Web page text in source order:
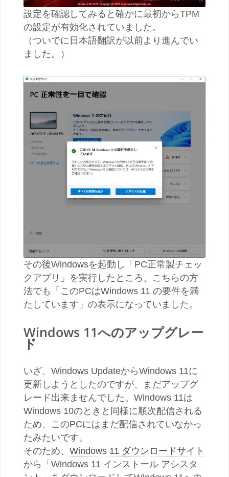
設定を確認してみると確かに最初からTPM
の設定が有効化されていました。
（ついでに日本語翻訳が以前より進んでい
ました。）
その後Windowsを起動し「PC正常製チェッ
クアプリ」を実行したところ、こちらの方
法でも「このPCはWindows 11 の要件を満
たしています」の表示になっていました。
Windows 11へのアップグレー
ド
いざ、Windows UpdateからWindows 11に
更新しようとしたのですが、まだアップグ
レード出来ませんでした。Windows 11は
Windows 10のときと同様に順次配信される
ため、このPCにはまだ配信されていなかっ
たみたいです。
そのため、 Windows 11 ダウンロードサイト
から「Windows 11 インストール アシスタ